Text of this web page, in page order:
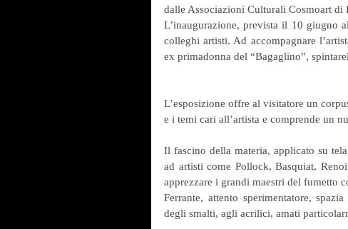
dalle Associazioni Culturali Cosmoart di
L’inaugurazione, prevista il 10 giugno
colleghi artisti. Ad accompagnare
ex primadonna del “Bagaglino”,
L’esposizione offre al visitatore un
e i temi cari all’artista e comprende un
Il fascino della materia, applicato su
ad artisti come Pollock, Basquiat,
apprezzare i grandi maestri del fumetto
Ferrante, attento sperimentatore,
degli smalti, agli acrilici, amati